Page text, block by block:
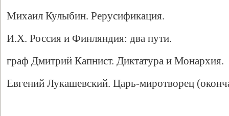
Михаил Кулыбин. Рерусификация.
И.Х. Россия и Финляндия: два пути.
граф Дмитрий Капнист. Диктатура и Монархия.
Евгений Лукашевский. Царь-миротворец